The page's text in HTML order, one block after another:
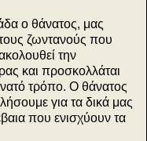
ο θάνατος, μας
ζωντανούς που
την
και προσκολλάται
τρόπο. Ο θάνατος
για τα δικά μας
που ενισχύουν τα